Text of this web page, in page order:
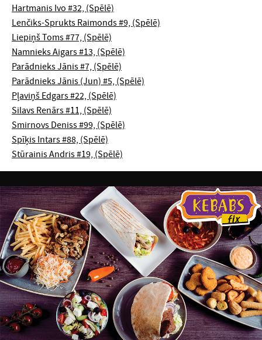
Hartmanis Ivo #32, (Spēlē)
Lenčiks-Sprukts Raimonds #9, (Spēlē)
Liepiņš Toms #77, (Spēlē)
Namnieks Aigars #13, (Spēlē)
Parādnieks Jānis #7, (Spēlē)
Parādnieks Jānis (Jun) #5, (Spēlē)
Pļaviņš Edgars #22, (Spēlē)
Silavs Renārs #11, (Spēlē)
Smirnovs Deniss #99, (Spēlē)
Spīķis Intars #88, (Spēlē)
Stūrainis Andris #19, (Spēlē)